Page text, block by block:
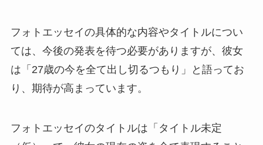
フォトエッセイの具体的な内容やタイトルについ
ては、今後の発表を待つ必要がありますが、彼女
は「27歳の今を全て出し切るつもり」と語ってお
り、期待が高まっています。
フォトエッセイのタイトルは「タイトル未定